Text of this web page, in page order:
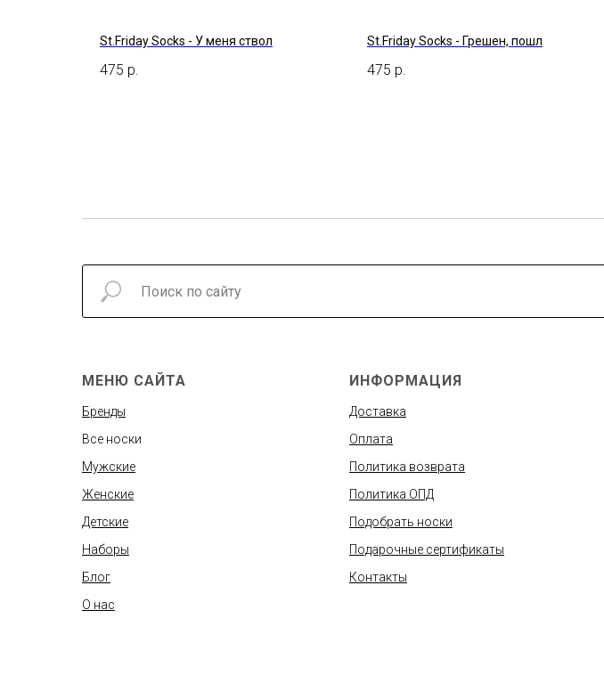
St.Friday Socks - У меня ствол
475 р.
St.Friday Socks - Грешен, пошл
475 р.
МЕНЮ САЙТА
Бренды
Все носки
Мужские
Женские
Детские
Наборы
Блог
О нас
ИНФОРМАЦИЯ
Доставка
Оплата
Политика возврата
Политика ОПД
Подобрать носки
Подарочные сертификаты
Контакты